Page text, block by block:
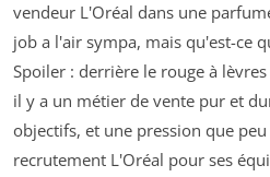
vendeur L'Oréal dans une
job a l'air sympa, mais qu'est-ce
Spoiler : derrière le rouge à
il y a un métier de vente pur et
objectifs, et une pression que
recrutement L'Oréal pour ses